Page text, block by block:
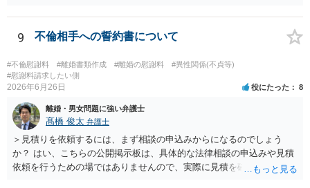
9 不倫相手への誓約書について
#不倫慰謝料 #離婚書類作成 #離婚の慰謝料
#異性関係(不貞等)
#慰謝料請求したい側
2026年6月26日 役にたった 8
離婚・男女問題に強い弁護士
髙橋 俊太 弁護士
＞見積りを依頼するには、まず相談の申込みからになるのでしょう
か？ はい、こちらの公開掲示板は、具体的な法律相談の申込みや見積
依頼を行うための場ではありませんので、実際に見積を確認されたい